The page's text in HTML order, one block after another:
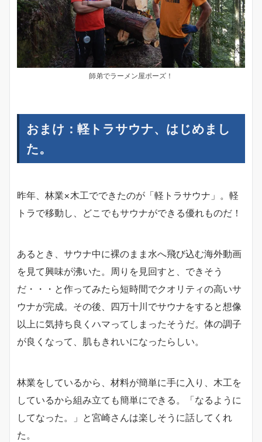
師弟でラーメン屋ポーズ！
おまけ：軽トラサウナ、はじめまし
た。
昨年、林業×木工でできたのが「軽トラサウナ」。軽
トラで移動し、どこでもサウナができる優れものだ！
あるとき、サウナ中に裸のまま水へ飛び込む海外動画
を見て興味が沸いた。周りを見回すと、できそう
だ・・・と作ってみたら短時間でクオリティの高いサ
ウナが完成。その後、四万十川でサウナをすると想像
以上に気持ち良くハマってしまったそうだ。体の調子
が良くなって、肌もきれいになったらしい。
林業をしているから、材料が簡単に手に入り、木工を
しているから組み立ても簡単にできる。「なるように
してなった。」と宮崎さんは楽しそうに話してくれ
た。